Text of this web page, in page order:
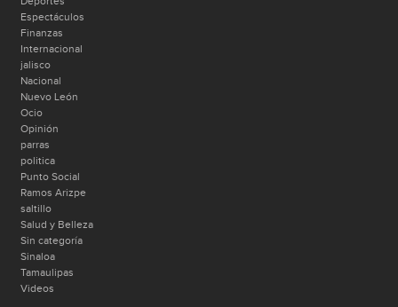
Espectáculos
Finanzas
Internacional
jalisco
Nacional
Nuevo León
Ocio
Opinión
parras
politica
Punto Social
Ramos Arizpe
saltillo
Salud y Belleza
Sin categoría
Sinaloa
Tamaulipas
Videos